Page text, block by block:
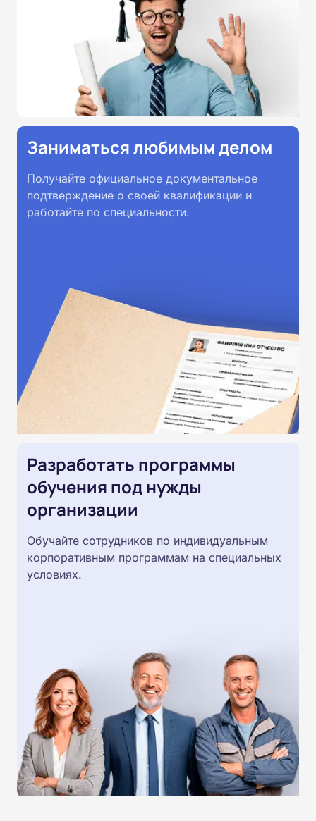
Заниматься любимым делом
Получайте официальное документальное
подтверждение о своей квалификации и
работайте по специальности.
Разработать программы
обучения под нужды
организации
Обучайте сотрудников по индивидуальным
корпоративным программам на специальных
условиях.